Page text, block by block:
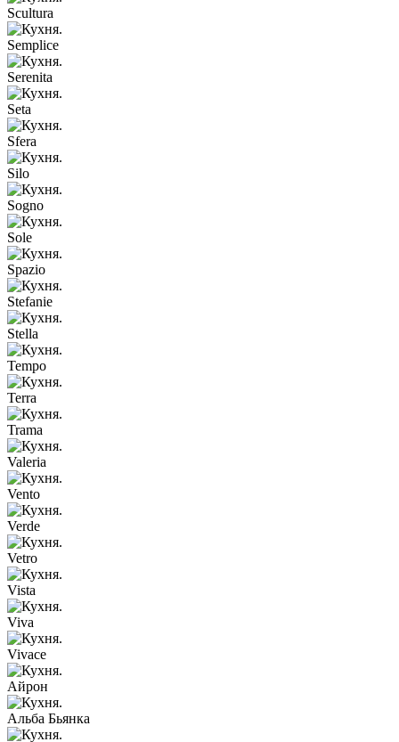
Scultura
Semplice
Serenita
Seta
Sfera
Silo
Sogno
Sole
Spazio
Stefanie
Stella
Tempo
Terra
Trama
Valeria
Vento
Verde
Vetro
Vista
Viva
Vivace
Айрон
Альба Бьянка